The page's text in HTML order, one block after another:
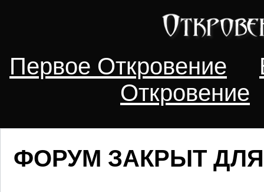
Первое Откровение
Откровение
ФОРУМ ЗАКРЫТ